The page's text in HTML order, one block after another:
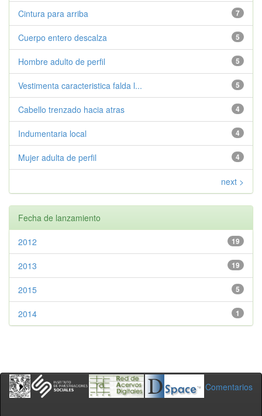
7
Cintura para arriba
5
Cuerpo entero descalza
5
Hombre adulto de perfil
5
Vestimenta caracteristica falda l...
4
Cabello trenzado hacia atras
4
Indumentaria local
4
Mujer adulta de perfil
next >
Fecha de lanzamiento
19
2012
19
2013
5
2015
1
2014
Comentarios